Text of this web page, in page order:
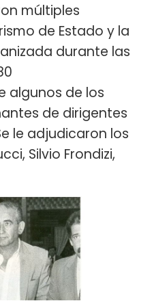
múltiples
de Estado y la
durante las
algunos de los
de dirigentes
le adjudicaron los
Silvio Frondizi,